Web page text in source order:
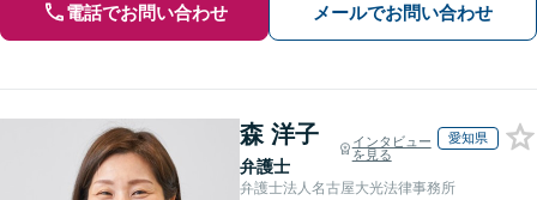
電話でお問い合わせ メールでお問い合わせ
森 洋子
弁護士
インタビュー
を見る
愛知県
弁護士法人名古屋大光法律事務所